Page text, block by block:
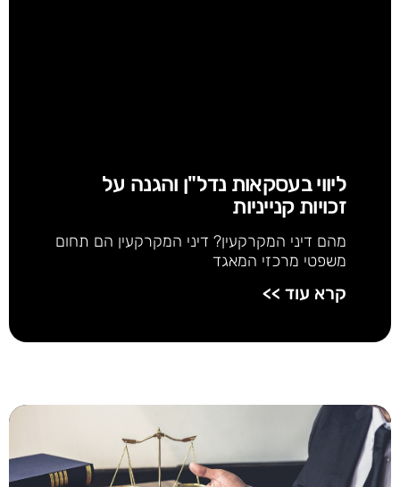
ליווי בעסקאות נדל"ן והגנה על
זכויות קנייניות
מהם דיני המקרקעין? דיני המקרקעין הם תחום
משפטי מרכזי המאגד
קרא עוד >>